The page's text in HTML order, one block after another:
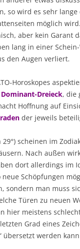
so wird es sehr
möglich
aber kein Garant
lang in einer
den Augen verliert.
Horoskopes
Dominant-Dreieck, die
Hoffnung auf
der jeweils
scheinen im
Nach außen
dort allerdings im
Schöpfungen
sondern man muss
Türen zu neuen
hier meistens
Grad eines
übersetzt werden